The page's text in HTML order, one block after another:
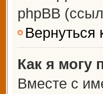
phpBB
Вернуться
Как я могу
Вместе с